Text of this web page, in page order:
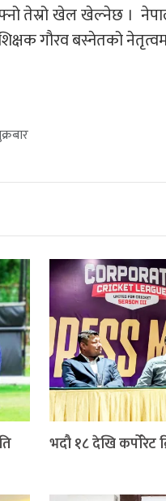
तेस्रो खेल खेल्नेछ । नेपाली
गौरव बस्नेतको
भदौ १८ देखि कर्पोरेट